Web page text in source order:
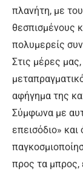
πλανήτη, με
θεσπισμένους
πολυμερείς
Στις μέρες
αφήγημα της
Σύμφωνα με
επεισόδιο»
προς τα μπρος,